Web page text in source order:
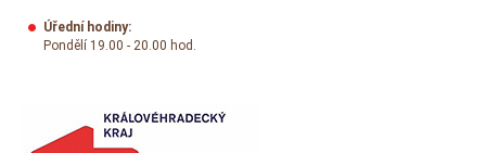
Úřední hodiny:
Pondělí 19.00 - 20.00 hod.